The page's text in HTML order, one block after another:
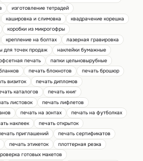
изготовление тетрадей
кашировка и слимовка
квадрачение корешка
коробки из микрогофры
крепление на болтах
лазерная гравировка
для точек продаж
наклейки бумажные
печать
папки цельновырубные
печать блокнотов
печать брошюр
визиток
печать дипломов
каталогов
печать книг
листовок
печать лифлетов
печать на зонтах
печать на футболках
наклеек
печать открыток
приглашений
печать сертификатов
печать этикеток
плоттерная резка
готовых макетов